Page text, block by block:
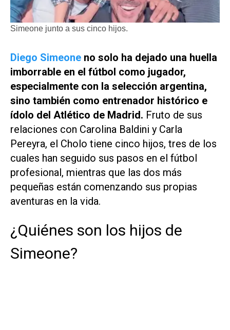
Simeone junto a sus cinco hijos.
Diego Simeone no solo ha dejado una huella
imborrable en el fútbol como jugador,
especialmente con la selección argentina,
sino también como entrenador histórico e
ídolo del Atlético de Madrid. Fruto de sus
relaciones con Carolina Baldini y Carla
Pereyra, el Cholo tiene cinco hijos, tres de los
cuales han seguido sus pasos en el fútbol
profesional, mientras que las dos más
pequeñas están comenzando sus propias
aventuras en la vida.
¿Quiénes son los hijos de
Simeone?